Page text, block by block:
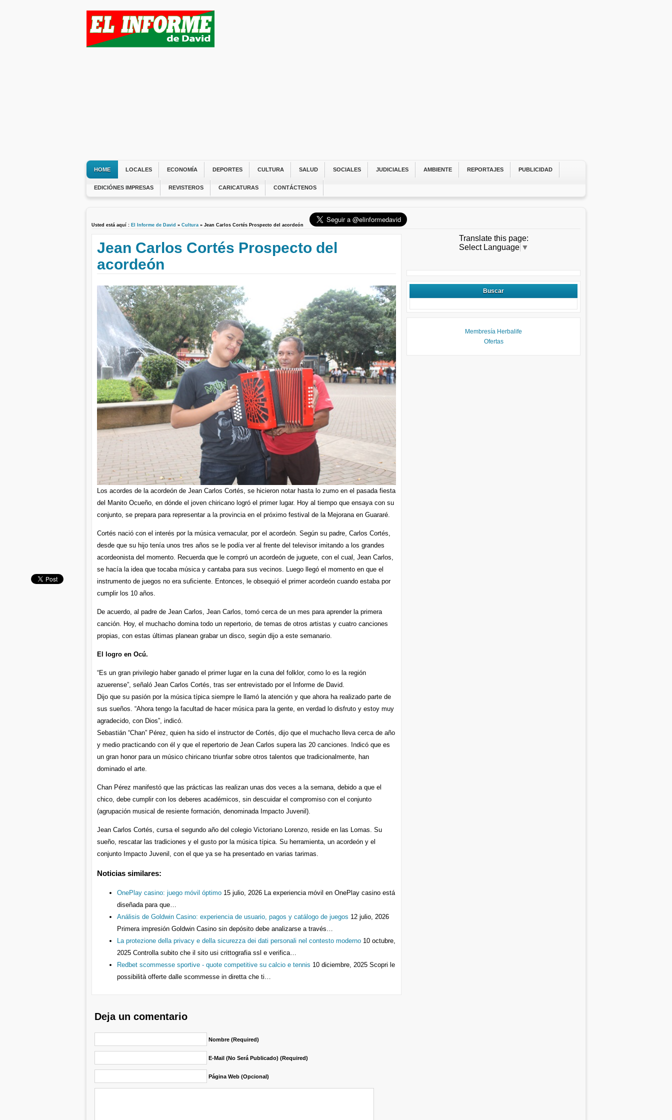
HOME LOCALES ECONOMÍA DEPORTES CULTURA SALUD SOCIALES JUDICIALES AMBIENTE REPORTAJES PUBLICIDAD
EDICIÓNES IMPRESAS REVISTEROS CARICATURAS CONTÁCTENOS
Usted está aquí : El Informe de David » Cultura » Jean Carlos Cortés Prospecto del acordeón
Jean Carlos Cortés Prospecto del
acordeón
Los acordes de la acordeón de Jean Carlos Cortés, se hicieron notar hasta lo zumo en el pasada fiesta
del Manito Ocueño, en dónde el joven chiricano logró el primer lugar. Hoy al tiempo que ensaya con su
conjunto, se prepara para representar a la provincia en el próximo festival de la Mejorana en Guararé.
Cortés nació con el interés por la música vernacular, por el acordeón. Según su padre, Carlos Cortés,
desde que su hijo tenía unos tres años se le podía ver al frente del televisor imitando a los grandes
acordeonista del momento. Recuerda que le compró un acordeón de juguete, con el cual, Jean Carlos,
se hacía la idea que tocaba música y cantaba para sus vecinos. Luego llegó el momento en que el
instrumento de juegos no era suficiente. Entonces, le obsequió el primer acordeón cuando estaba por
cumplir los 10 años.
De acuerdo, al padre de Jean Carlos, Jean Carlos, tomó cerca de un mes para aprender la primera
canción. Hoy, el muchacho domina todo un repertorio, de temas de otros artistas y cuatro canciones
propias, con estas últimas planean grabar un disco, según dijo a este semanario.
El logro en Ocú.
“Es un gran privilegio haber ganado el primer lugar en la cuna del folklor, como lo es la región
azuerense”, señaló Jean Carlos Cortés, tras ser entrevistado por el Informe de David.
Dijo que su pasión por la música típica siempre le llamó la atención y que ahora ha realizado parte de
sus sueños. “Ahora tengo la facultad de hacer música para la gente, en verdad lo disfruto y estoy muy
agradecido, con Dios”, indicó.
Sebastián “Chan” Pérez, quien ha sido el instructor de Cortés, dijo que el muchacho lleva cerca de año
y medio practicando con él y que el repertorio de Jean Carlos supera las 20 canciones. Indicó que es
un gran honor para un músico chiricano triunfar sobre otros talentos que tradicionalmente, han
dominado el arte.
Chan Pérez manifestó que las prácticas las realizan unas dos veces a la semana, debido a que el
chico, debe cumplir con los deberes académicos, sin descuidar el compromiso con el conjunto
(agrupación musical de resiente formación, denominada Impacto Juvenil).
Jean Carlos Cortés, cursa el segundo año del colegio Victoriano Lorenzo, reside en las Lomas. Su
sueño, rescatar las tradiciones y el gusto por la música típica. Su herramienta, un acordeón y el
conjunto Impacto Juvenil, con el que ya se ha presentado en varias tarimas.
Noticias similares:
OnePlay casino: juego móvil óptimo 15 julio, 2026 La experiencia móvil en OnePlay casino está
diseñada para que…
Análisis de Goldwin Casino: experiencia de usuario, pagos y catálogo de juegos 12 julio, 2026
Primera impresión Goldwin Casino sin depósito debe analizarse a través…
La protezione della privacy e della sicurezza dei dati personali nel contesto moderno 10 octubre,
2025 Controlla subito che il sito usi crittografia ssl e verifica…
Redbet scommesse sportive - quote competitive su calcio e tennis 10 diciembre, 2025 Scopri le
possibilità offerte dalle scommesse in diretta che ti…
Deja un comentario
Nombre (required)
E-Mail (no Será Publicado) (required)
Página Web (opcional)
Translate this page:
Select Language ▼
Buscar
Membresía Herbalife
Ofertas